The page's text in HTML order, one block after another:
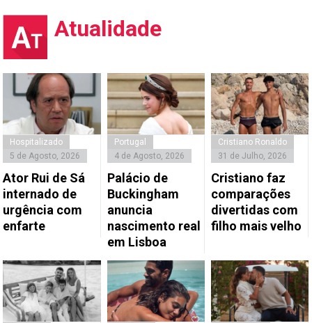
Atualidade
Hospitalizado
5 de Agosto, 2026
Ator Rui de Sá
internado de
urgência com
enfarte
Portugal
4 de Agosto, 2026
Palácio de
Buckingham
anuncia
nascimento real
em Lisboa
Cristiano Ronaldo
31 de Julho, 2026
Cristiano faz
comparações
divertidas com
filho mais velho